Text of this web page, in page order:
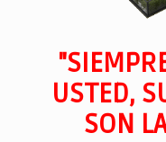
USTED,
SON